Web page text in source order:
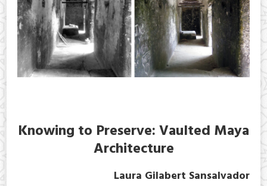
Knowing to Preserve: Vaulted Maya
Architecture
Laura Gilabert Sansalvador